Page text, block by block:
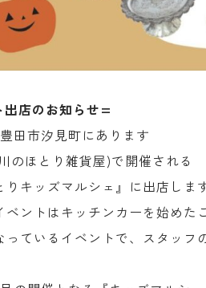
店のお知らせ=
田市汐見町にあります
のほとり雑貨屋)で開催される
りキッズマルシェ』に出店しま
ベントはキッチンカーを始めた
っているイベントで、スタッ